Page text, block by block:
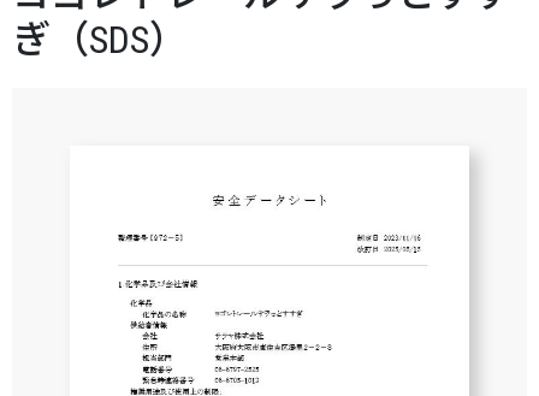
ぎ（SDS）